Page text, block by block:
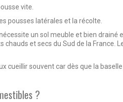
vite.
pousses latérales et la récolte.
un sol meuble et bien drainé
chauds et secs du Sud de la
cueillir souvent car dès que la
?